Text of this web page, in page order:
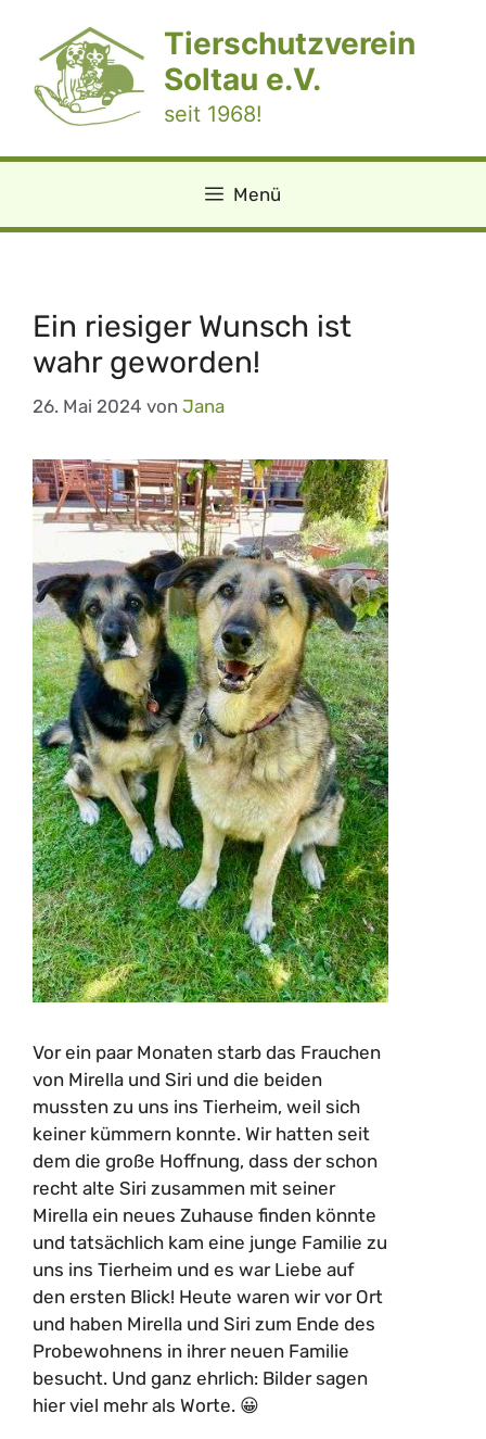
springen
Tierschutzverein
Soltau e.V.
seit 1968!
Menü
Ein riesiger Wunsch ist
wahr geworden!
26. Mai 2024 von Jana
Vor ein paar Monaten starb das Frauchen
von Mirella und Siri und die beiden
mussten zu uns ins Tierheim, weil sich
keiner kümmern konnte. Wir hatten seit
dem die große Hoffnung, dass der schon
recht alte Siri zusammen mit seiner
Mirella ein neues Zuhause finden könnte
und tatsächlich kam eine junge Familie zu
uns ins Tierheim und es war Liebe auf
den ersten Blick! Heute waren wir vor Ort
und haben Mirella und Siri zum Ende des
Probewohnens in ihrer neuen Familie
besucht. Und ganz ehrlich: Bilder sagen
hier viel mehr als Worte. 😀